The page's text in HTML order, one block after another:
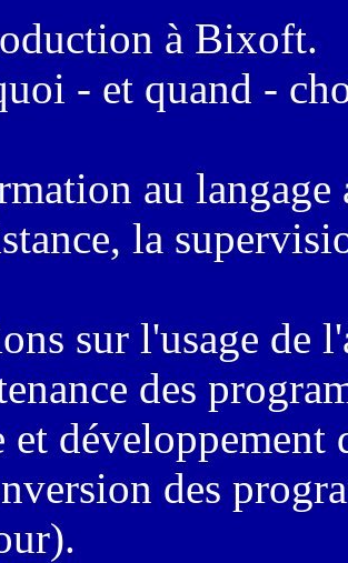
à Bixoft.
- et quand -
au langage
la
sur l'usage de
des
et développement
des